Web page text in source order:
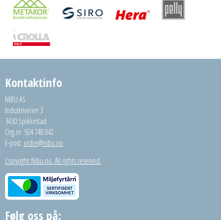
Kontaktinfo
NIBU AS
Industriveien 3
3430 Spikkestad
Org.nr: 924 748 842
E-post: ordre@nibu.no
Copyright Nibu.no. All rights reserved.
Følg oss på: